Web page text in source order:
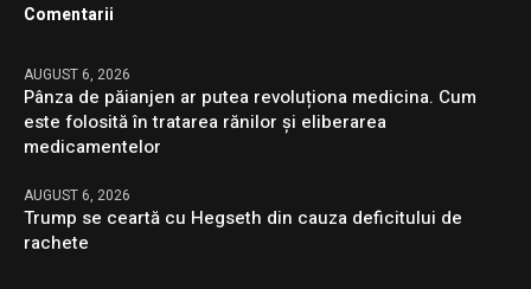
Comentarii
AUGUST 6, 2026
Pânza de păianjen ar putea revoluționa medicina. Cum
este folosită în tratarea rănilor și eliberarea
medicamentelor
AUGUST 6, 2026
Trump se ceartă cu Hegseth din cauza deficitului de
rachete